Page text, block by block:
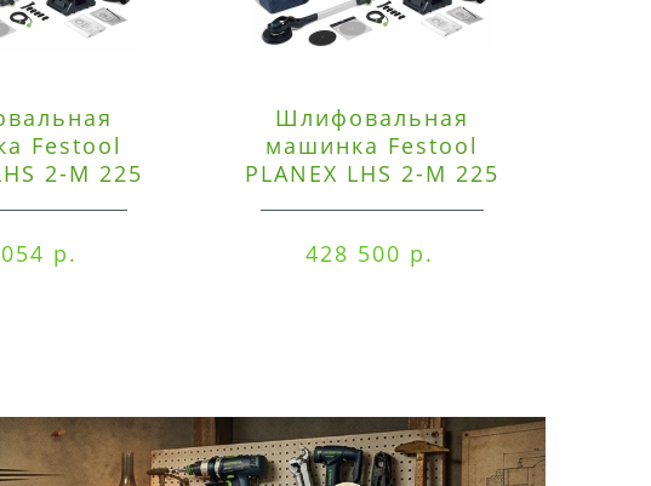
Festool
2-M 225
р.
Шлифовальная
машинка Festool
PLANEX LHS 2-M 225
428 500 р.